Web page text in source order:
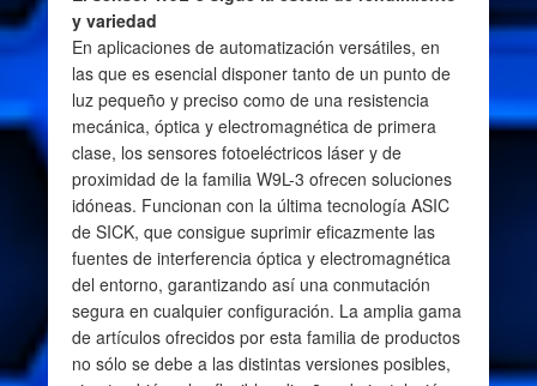
y variedad
En aplicaciones de automatización versátiles, en
las que es esencial disponer tanto de un punto de
luz pequeño y preciso como de una resistencia
mecánica, óptica y electromagnética de primera
clase, los sensores fotoeléctricos láser y de
proximidad de la familia W9L-3 ofrecen soluciones
idóneas. Funcionan con la última tecnología ASIC
de SICK, que consigue suprimir eficazmente las
fuentes de interferencia óptica y electromagnética
del entorno, garantizando así una conmutación
segura en cualquier configuración. La amplia gama
de artículos ofrecidos por esta familia de productos
no sólo se debe a las distintas versiones posibles,